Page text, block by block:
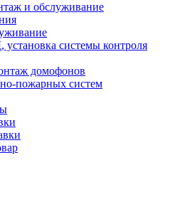
и обслуживание
системы контроля
домофонов
пожарных систем